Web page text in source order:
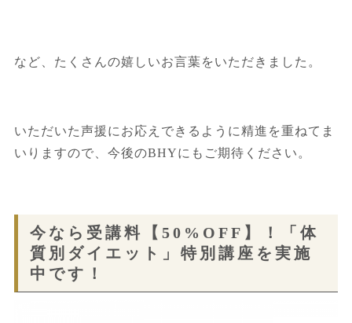
など、たくさんの嬉しいお言葉をいただきました。
いただいた声援にお応えできるように精進を重ねてま
いりますので、今後のBHYにもご期待ください。
今なら受講料【50%OFF】！「体
質別ダイエット」特別講座を実施
中です！